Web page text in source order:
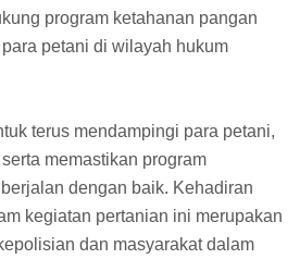
program ketahanan pangan
petani di wilayah hukum
terus mendampingi para petani,
memastikan program
dengan baik. Kehadiran
kegiatan pertanian ini merupakan
dan masyarakat dalam